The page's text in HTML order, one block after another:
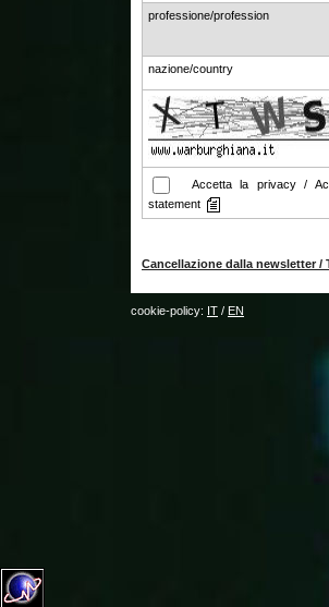
professione/profession
nazione/country
Accetta la privacy /
statement
Cancellazione dalla newsletter
cookie-policy: IT / EN